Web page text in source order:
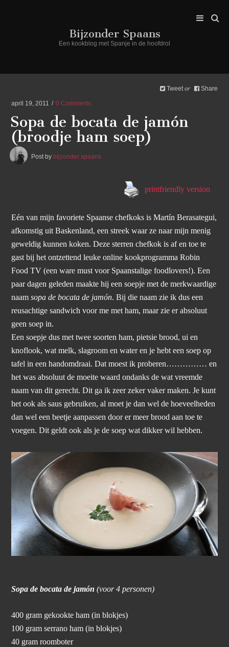
Bijzonder Spaans
Een kookblog met Spanje in de hoofdrol
Tweet or Share
april 19, 2011 0 Comments
Sopa de bocata de jamón
(broodje ham soep)
Post by bijzonder spaans
printfriendly version
Eén van mijn favoriete Spaanse chefkoks is Martín Berasategui,
afkomstig uit Baskenland, een streek waar ze naar mijn menig
geweldig kunnen koken. Deze sterren chefkok is af en toe te
gast bij het ontzettend leuke online kookprogramma Robin
Food TV (een ware must voor Spaanstalige foodlovers!). Een
paar dagen geleden maakte hij een soepje met de merkwaardige
naamsopa de bocata de jamón. Bij die naam zie ik dus een
reusachtige sandwich voor me met ham, maar zie er absoluut
geen soep in.
Een soepje dus met twee soorten ham, pietsie brood, ui en
knoflook, wat melk, slagroom en water en je hebt een soep op
tafel in een handomdraai. Dat moest ik proberen…………… en
het was absoluut de moeite waard ondanks de wat vreemde
naam van dit gerecht. Dit ga ik zeer zeker vaker maken. Je kunt
het ook als saus gebruiken, al moet je dan wel de hoeveelheden
dan wel een beetje aanpassen door er meer brood aan toe te
voegen. Dit geldt ook als je de soep wat dikker wil hebben.
Sopa de bocata de jamón (voor 4 personen)
400 gram gekookte ham (in blokjes)
100 gram serrano ham (in blokjes)
40 gram roomboter